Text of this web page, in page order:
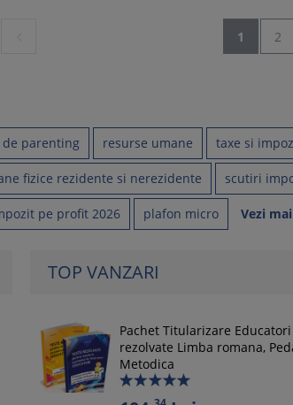
1 2
parenting resurse umane taxe si
fizice rezidente si nerezidente scutiri
pe profit 2026 plafon micro Vezi
TOP VANZARI
Pachet Titularizare Educatori
rezolvate Limba romana,
Metodica